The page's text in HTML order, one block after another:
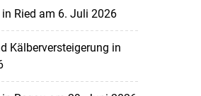
Ried am 6. Juli 2026
Kälberversteigerung in